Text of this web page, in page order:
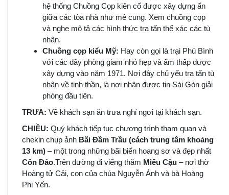
hệ thống Chuồng Cọp kiên cố được xây dựng ẩn
giữa các tòa nhà như mê cung. Xem chuồng cọp
và nghe mô tả các hình thức tra tấn thể xác các tù
nhân.
Chuồng cọp kiểu Mỹ: Hay còn gọi là trại Phú Bình
với các dãy phòng giam nhỏ hẹp và ẩm thấp được
xây dựng vào năm 1971. Nơi đây chủ yếu tra tấn tù
nhân về tinh thần, là nơi nhận được tin Sài Gòn giải
phóng đầu tiên.
TRƯA: Về khách sạn ăn trưa nghỉ ngơi tại khách sạn.
CHIỀU: Quý khách tiếp tục chương trình tham quan và
chekin chụp ảnh Bãi Đầm Trầu (cách trung tâm khoảng
13 km) – một trong những bãi biển hoang sơ và đẹp nhất
Côn Đảo.Trên đường đi viếng thăm Miếu Cậu– nơi thờ
Hoàng tử Cải, con của chúa Nguyễn Ánh và bà Hoàng
Phi Yến.